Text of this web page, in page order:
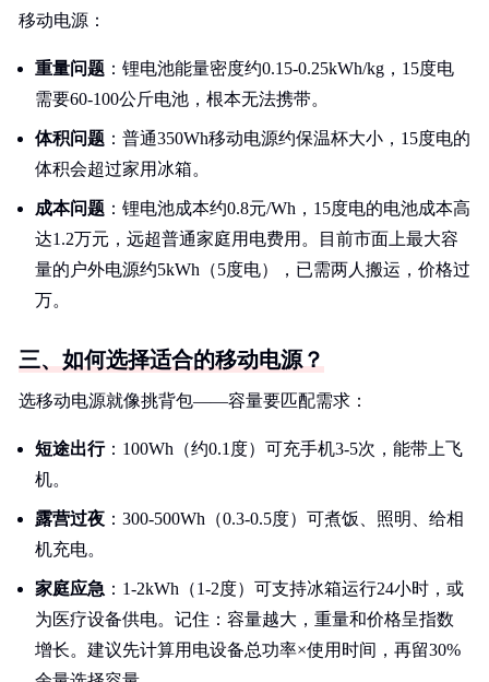
移动电源：
重量问题 ：锂电池能量密度约0.15-0.25kWh/kg，15度电
需要60-100公斤电池，根本无法携带。
体积问题 ：普通350Wh移动电源约保温杯大小，15度电的
体积会超过家用冰箱。
成本问题 ：锂电池成本约0.8元/Wh，15度电的电池成本高
达1.2万元，远超普通家庭用电费用。目前市面上最大容
量的户外电源约5kWh（5度电），已需两人搬运，价格过
万。
三、如何选择适合的移动电源？
选移动电源就像挑背包——容量要匹配需求：
短途出行：100Wh（约0.1度）可充手机3-5次，能带上飞
机。
露营过夜 ：300-500Wh（0.3-0.5度）可煮饭、照明、给相
机充电。
家庭应急 ：1-2kWh（1-2度）可支持冰箱运行24小时，或
为医疗设备供电。记住：容量越大，重量和价格呈指数
增长。建议先计算用电设备总功率×使用时间，再留30%